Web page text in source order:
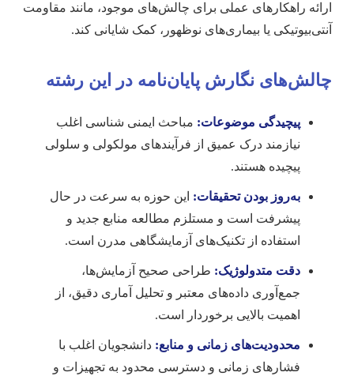
ارائه راهکارهای عملی برای چالش‌های موجود، مانند مقاومت
آنتی‌بیوتیکی یا بیماری‌های نوظهور، کمک شایانی کند.
چالش‌های نگارش پایان‌نامه در این رشته
پیچیدگی موضوعات: مباحث ایمنی شناسی اغلب
نیازمند درک عمیق از فرآیندهای مولکولی و سلولی
پیچیده هستند.
به‌روز بودن تحقیقات: این حوزه به سرعت در حال
پیشرفت است و مستلزم مطالعه منابع جدید و
استفاده از تکنیک‌های آزمایشگاهی مدرن است.
دقت متدولوژیک: طراحی صحیح آزمایش‌ها،
جمع‌آوری داده‌های معتبر و تحلیل آماری دقیق، از
اهمیت بالایی برخوردار است.
محدودیت‌های زمانی و منابع: دانشجویان اغلب با
فشارهای زمانی و دسترسی محدود به تجهیزات و